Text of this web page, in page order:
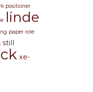
positioner
linde
paper role
still
xe-